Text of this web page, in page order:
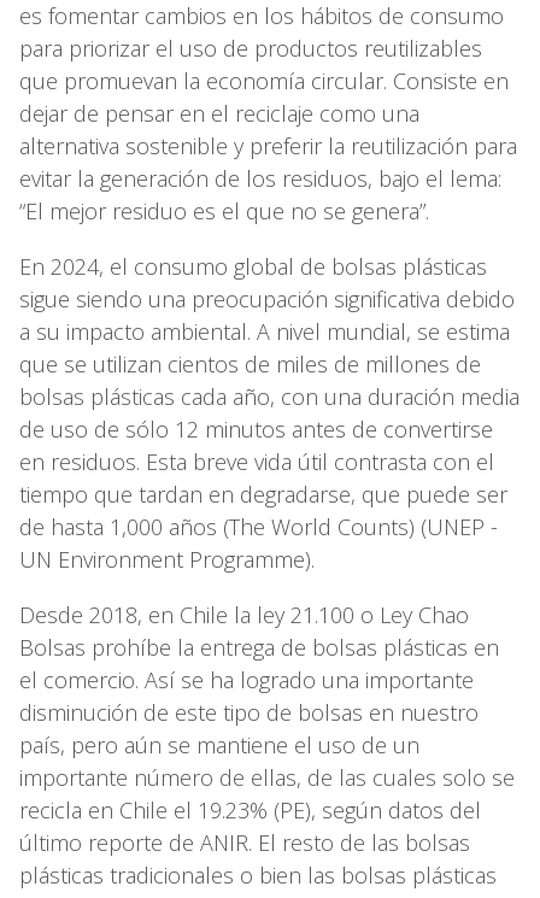
es fomentar cambios en los hábitos de consumo
para priorizar el uso de productos reutilizables
que promuevan la economía circular. Consiste en
dejar de pensar en el reciclaje como una
alternativa sostenible y preferir la reutilización para
evitar la generación de los residuos, bajo el lema:
“El mejor residuo es el que no se genera”.
En 2024, el consumo global de bolsas plásticas
sigue siendo una preocupación significativa debido
a su impacto ambiental. A nivel mundial, se estima
que se utilizan cientos de miles de millones de
bolsas plásticas cada año, con una duración media
de uso de sólo 12 minutos antes de convertirse
en residuos. Esta breve vida útil contrasta con el
tiempo que tardan en degradarse, que puede ser
de hasta 1,000 años (The World Counts) (UNEP -
UN Environment Programme).
Desde 2018, en Chile la ley 21.100 o Ley Chao
Bolsas prohíbe la entrega de bolsas plásticas en
el comercio. Así se ha logrado una importante
disminución de este tipo de bolsas en nuestro
país, pero aún se mantiene el uso de un
importante número de ellas, de las cuales solo se
recicla en Chile el 19.23% (PE), según datos del
último reporte de ANIR. El resto de las bolsas
plásticas tradicionales o bien las bolsas plásticas